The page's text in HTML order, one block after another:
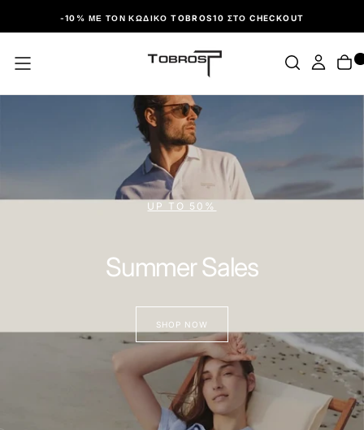
ΠΑΡΆΛΕΙΨΗ-10% ΜΕ ΤΟΝ ΚΩΔΙΚΌ TOBROS10 ΣΤΟ CHECKOUT
ΑΝΑΚΑΛΥΨΤΕ ΤΑ MUST-HAVES
Τσάντες & Πορτοφόλια
SHOP NOW